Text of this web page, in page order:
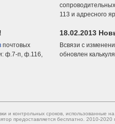
113 и адресного
почтовых
ф.7-п, ф.116,
18.02.2013
Всвязи с
обновлен
и контрольных сроков, использованные
предоставляется бесплатно. 2010-2020